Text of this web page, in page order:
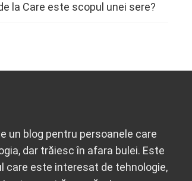
la Care este scopul unei sere?
un blog pentru persoanele care
dar trăiesc în afara bulei. Este
care este interesat de tehnologie,